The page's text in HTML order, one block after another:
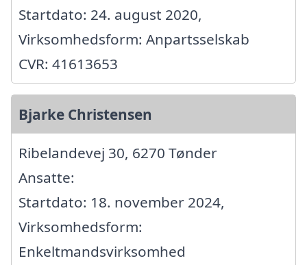
Startdato: 24. august 2020,
Virksomhedsform: Anpartsselskab
CVR: 41613653
Bjarke Christensen
Ribelandevej 30, 6270 Tønder
Ansatte:
Startdato: 18. november 2024,
Virksomhedsform:
Enkeltmandsvirksomhed